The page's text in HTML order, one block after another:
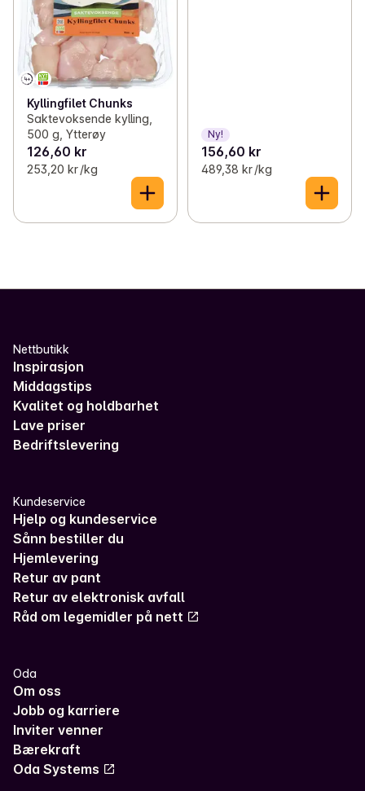
Kyllingfilet Chunks
Saktevoksende kylling,
500 g, Ytterøy
126,60 kr
253,20 kr /kg
Ny!
156,60 kr
489,38 kr /kg
Nettbutikk
Inspirasjon
Middagstips
Kvalitet og holdbarhet
Lave priser
Bedriftslevering
Kundeservice
Hjelp og kundeservice
Sånn bestiller du
Hjemlevering
Retur av pant
Retur av elektronisk avfall
Råd om legemidler på nett
Oda
Om oss
Jobb og karriere
Inviter venner
Bærekraft
Oda Systems